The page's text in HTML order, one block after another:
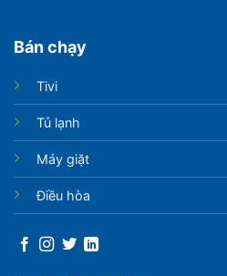
Bán chạy
Tivi
Tủ lạnh
Máy giặt
Điều hòa